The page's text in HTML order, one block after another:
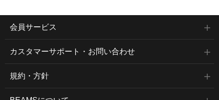
会員サービス
カスタマーサポート・お問い合わせ
規約・方針